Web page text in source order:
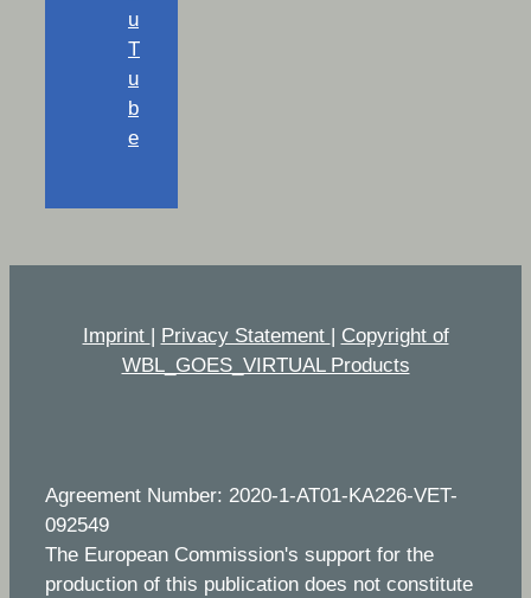
u
T
u
b
e
Imprint | Privacy Statement | Copyright of
WBL_GOES_VIRTUAL Products
Agreement Number: 2020-1-AT01-KA226-VET-
092549
The European Commission's support for the
production of this publication does not constitute